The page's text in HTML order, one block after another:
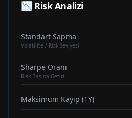
📉 Risk Analizi
Standart Sapma
Volatilite / Risk Seviyesi
Sharpe Oranı
Risk Başına Getiri
Maksimum Kayıp (1Y)